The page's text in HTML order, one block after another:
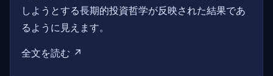
しようとする長期的投資哲学が反映された結果であ
るように見えます。
全文を読む ↗